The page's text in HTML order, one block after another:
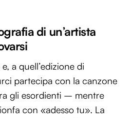
di un’artista
e, a quell’edizione di
partecipa con la canzone
gli esordienti – mentre
con «adesso tu». La